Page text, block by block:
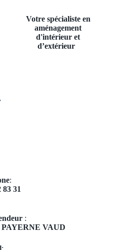
Votre spécialiste en
aménagement
d'intérieur et
d’extérieur
:
83 31
:
PAYERNE VAUD
​: